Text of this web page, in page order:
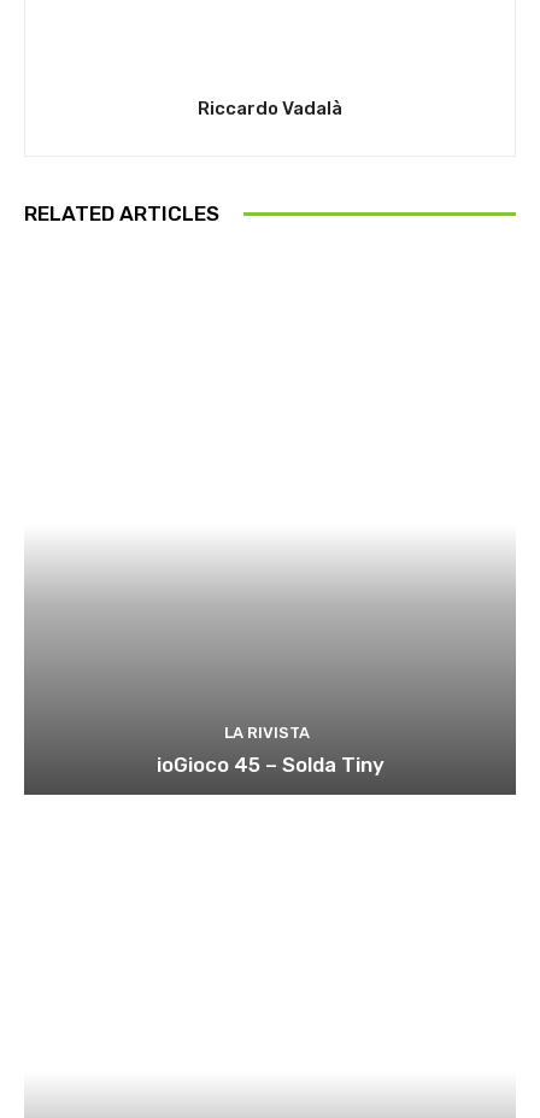
Riccardo Vadalà
RELATED ARTICLES
LA RIVISTA
ioGioco 45 – Solda Tiny